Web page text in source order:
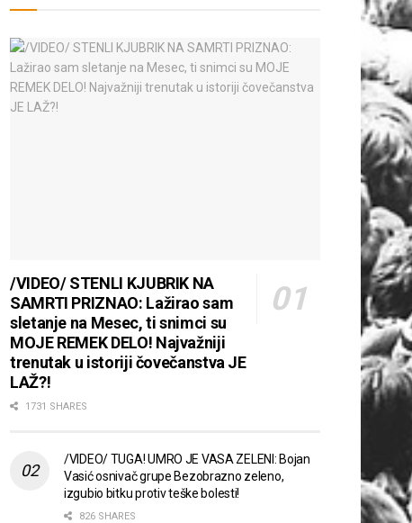
/VIDEO/ STENLI KJUBRIK NA
SAMRTI PRIZNAO: Lažirao sam
sletanje na Mesec, ti snimci su
MOJE REMEK DELO! Najvažniji
trenutak u istoriji čovečanstva JE
LAŽ?!
1731 SHARES
/VIDEO/ TUGA! UMRO JE VASA ZELENI: Bojan
Vasić osnivač grupe Bezobrazno zeleno,
izgubio bitku protiv teške bolesti!
826 SHARES